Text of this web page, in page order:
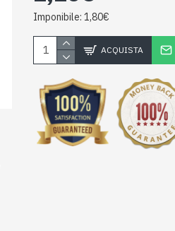
Imponibile: 1,80€
ACQUISTA